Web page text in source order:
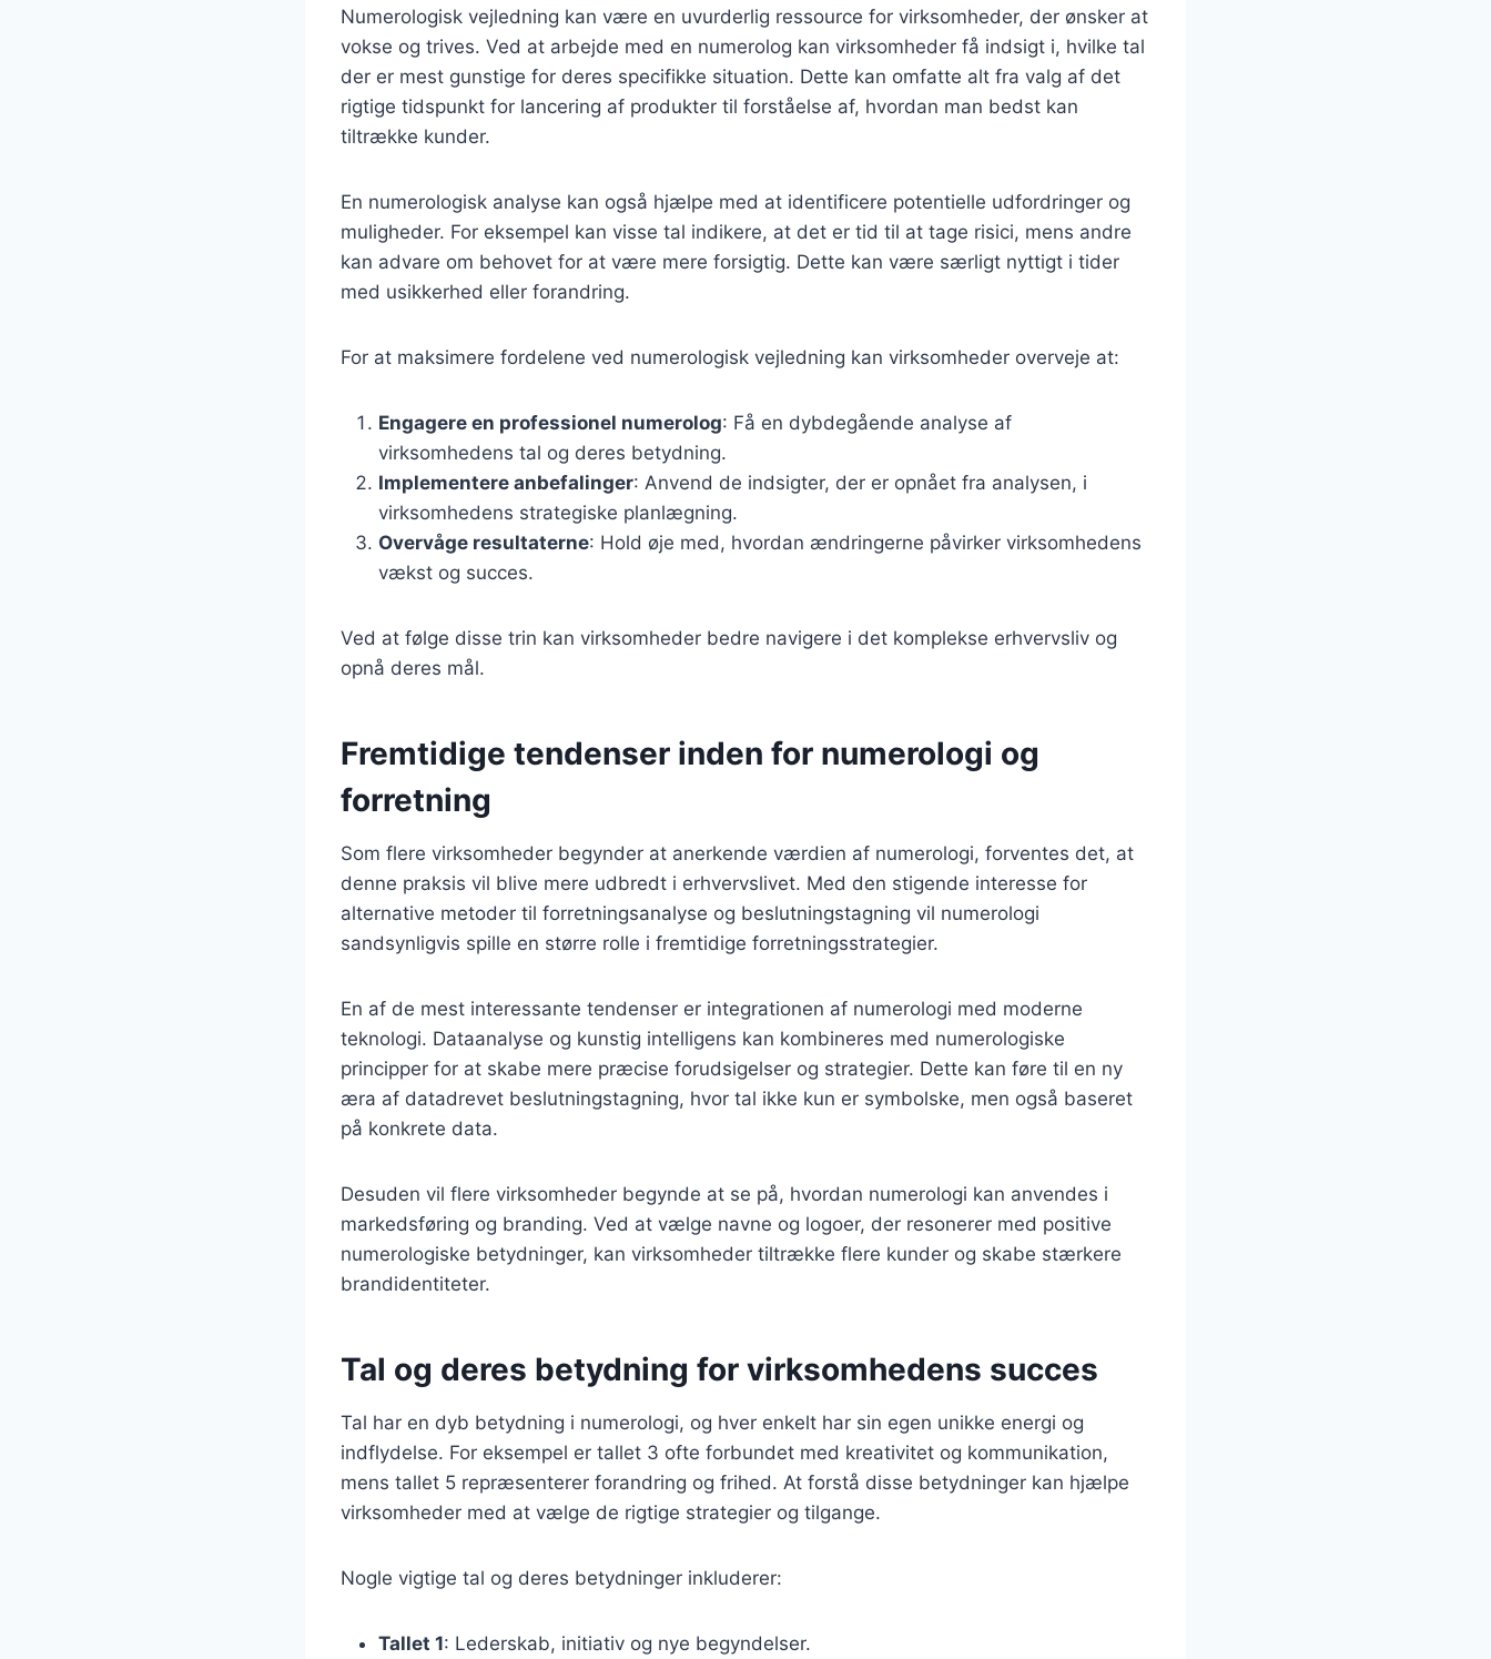
Numerologisk vejledning kan være en uvurderlig ressource for virksomheder, der ønsker at
vokse og trives. Ved at arbejde med en numerolog kan virksomheder få indsigt i, hvilke tal
der er mest gunstige for deres specifikke situation. Dette kan omfatte alt fra valg af det
rigtige tidspunkt for lancering af produkter til forståelse af, hvordan man bedst kan
tiltrække kunder.
En numerologisk analyse kan også hjælpe med at identificere potentielle udfordringer og
muligheder. For eksempel kan visse tal indikere, at det er tid til at tage risici, mens andre
kan advare om behovet for at være mere forsigtig. Dette kan være særligt nyttigt i tider
med usikkerhed eller forandring.
For at maksimere fordelene ved numerologisk vejledning kan virksomheder overveje at:
Engagere en professionel numerolog: Få en dybdegående analyse af
virksomhedens tal og deres betydning.
Implementere anbefalinger: Anvend de indsigter, der er opnået fra analysen, i
virksomhedens strategiske planlægning.
Overvåge resultaterne: Hold øje med, hvordan ændringerne påvirker virksomhedens
vækst og succes.
Ved at følge disse trin kan virksomheder bedre navigere i det komplekse erhvervsliv og
opnå deres mål.
Fremtidige tendenser inden for numerologi og
forretning
Som flere virksomheder begynder at anerkende værdien af numerologi, forventes det, at
denne praksis vil blive mere udbredt i erhvervslivet. Med den stigende interesse for
alternative metoder til forretningsanalyse og beslutningstagning vil numerologi
sandsynligvis spille en større rolle i fremtidige forretningsstrategier.
En af de mest interessante tendenser er integrationen af numerologi med moderne
teknologi. Dataanalyse og kunstig intelligens kan kombineres med numerologiske
principper for at skabe mere præcise forudsigelser og strategier. Dette kan føre til en ny
æra af datadrevet beslutningstagning, hvor tal ikke kun er symbolske, men også baseret
på konkrete data.
Desuden vil flere virksomheder begynde at se på, hvordan numerologi kan anvendes i
markedsføring og branding. Ved at vælge navne og logoer, der resonerer med positive
numerologiske betydninger, kan virksomheder tiltrække flere kunder og skabe stærkere
brandidentiteter.
Tal og deres betydning for virksomhedens succes
Tal har en dyb betydning i numerologi, og hver enkelt har sin egen unikke energi og
indflydelse. For eksempel er tallet 3 ofte forbundet med kreativitet og kommunikation,
mens tallet 5 repræsenterer forandring og frihed. At forstå disse betydninger kan hjælpe
virksomheder med at vælge de rigtige strategier og tilgange.
Nogle vigtige tal og deres betydninger inkluderer:
Tallet 1: Lederskab, initiativ og nye begyndelser.